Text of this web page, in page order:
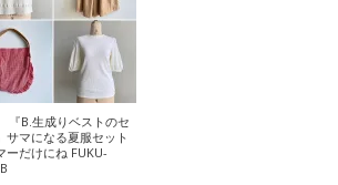
『B.生成りベストのセ
サマになる夏服セット
ーだけにね FUKU-